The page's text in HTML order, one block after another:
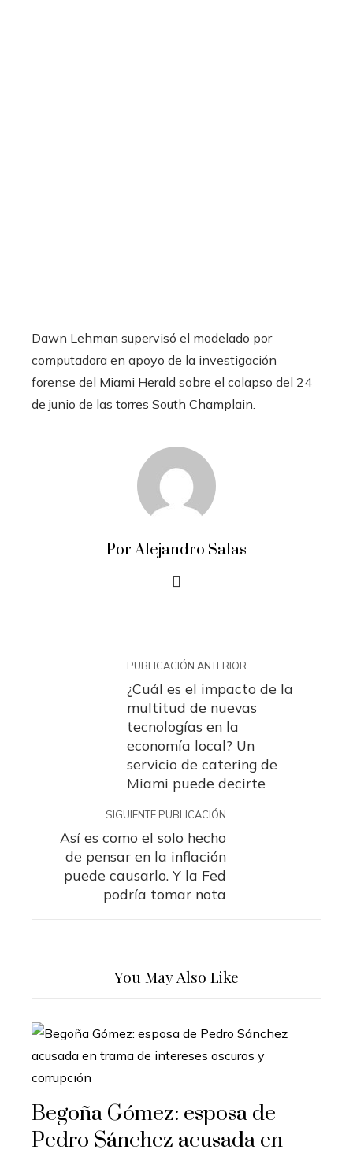
Dawn Lehman supervisó el modelado por
computadora en apoyo de la investigación
forense del Miami Herald sobre el colapso del 24
de junio de las torres South Champlain.
Por Alejandro Salas
PUBLICACIÓN ANTERIOR
¿Cuál es el impacto de la
multitud de nuevas
tecnologías en la
economía local? Un
servicio de catering de
Miami puede decirte
SIGUIENTE PUBLICACIÓN
Así es como el solo hecho
de pensar en la inflación
puede causarlo. Y la Fed
podría tomar nota
You May Also Like
Begoña Gómez: esposa de
Pedro Sánchez acusada en